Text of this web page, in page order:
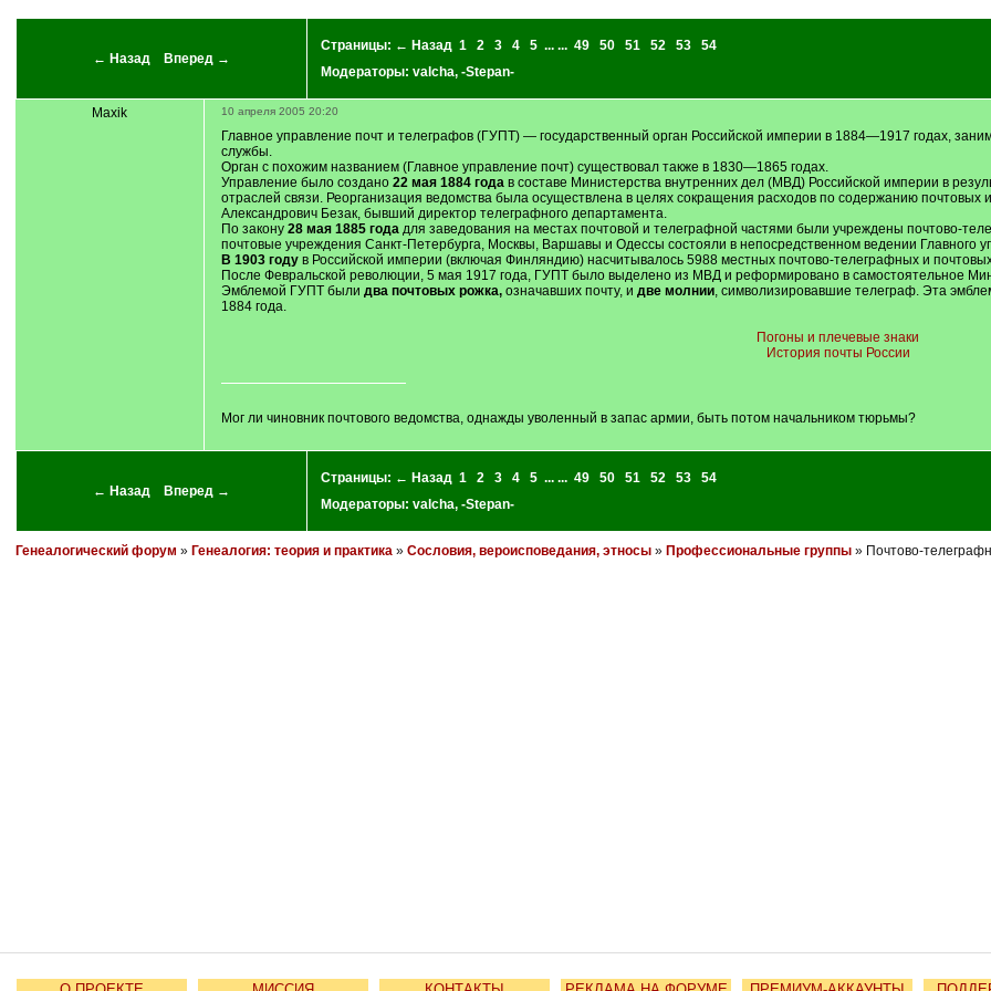
← Назад Вперед →
Страницы: ← Назад 1 2 3 4 5 ... ... 49 50 51 52 53
54
Модераторы: valcha, -Stepan-
Maxik 10 апреля 2005 20:20
Главное управление почт и телеграфов (ГУПТ) — государственный орган Российской империи в 1884—1917 годах,
службы.
Орган с похожим названием (Главное управление почт) существовал также в 1830—1865 годах.
Управление было создано22 мая 1884 года в составе Министерства внутренних дел (МВД) Российской империи в
отраслей связи. Реорганизация ведомства была осуществлена в целях сокращения расходов по содержанию
Александрович Безак, бывший директор телеграфного департамента.
По закону 28 мая 1885 годадля заведования на местах почтовой и телеграфной частями были учреждены почтово-
почтовые учреждения Санкт-Петербурга, Москвы, Варшавы и Одессы состояли в непосредственном ведении Главного
В 1903 годув Российской империи (включая Финляндию) насчитывалось 5988 местных почтово-телеграфных и
После Февральской революции, 5 мая 1917 года, ГУПТ было выделено из МВД и реформировано в самостоятельное
Эмблемой ГУПТ были два почтовых рожка,означавших почту, и две молнии, символизировавшие телеграф. Эта
1884 года.
Погоны и плечевые знаки
История почты России
Мог ли чиновник почтового ведомства, однажды уволенный в запас армии, быть потом начальником тюрьмы?
← Назад Вперед →
Страницы: ← Назад 1 2 3 4 5 ... ... 49 50 51 52 53
54
Модераторы: valcha, -Stepan-
Генеалогический форум » Генеалогия: теория и практика» Сословия, вероисповедания, этносы» Профессиональные группы» Почтово-